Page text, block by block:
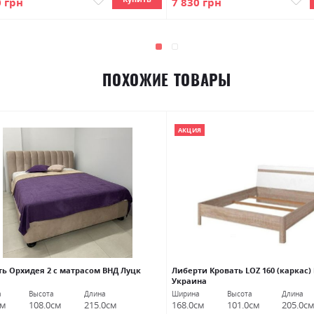
ПОХОЖИЕ ТОВАРЫ
Орхидея 2 с матрасом ВНД Луцк
Высота
108.0см
Длина
215.0см
АКЦИЯ
Либерти Кровать LOZ 160 (каркас)
Украина
Ширина
168.0см
Высота
101.0см
Длина
205.0см